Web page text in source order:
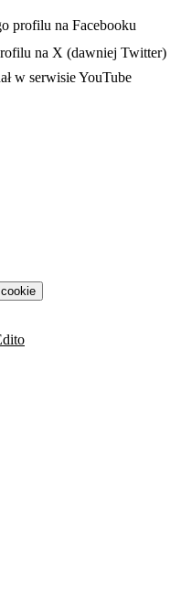
karcie
profilu na Facebooku
na X (dawniej Twitter)
karcie
w serwisie YouTube